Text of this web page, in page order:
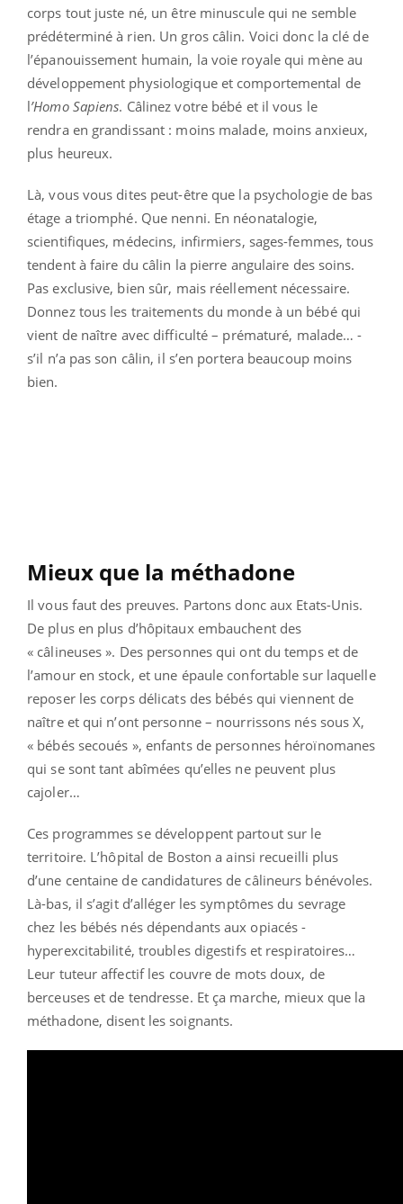
corps tout juste né, un être minuscule qui ne semble
prédéterminé à rien. Un gros câlin. Voici donc la clé de
l’épanouissement humain, la voie royale qui mène au
développement physiologique et comportemental de
l’Homo Sapiens. Câlinez votre bébé et il vous le
rendra en grandissant : moins malade, moins anxieux,
plus heureux.
Là, vous vous dites peut-être que la psychologie de bas
étage a triomphé. Que nenni. En néonatalogie,
scientifiques, médecins, infirmiers, sages-femmes, tous
tendent à faire du câlin la pierre angulaire des soins.
Pas exclusive, bien sûr, mais réellement nécessaire.
Donnez tous les traitements du monde à un bébé qui
vient de naître avec difficulté – prématuré, malade… -
s’il n’a pas son câlin, il s’en portera beaucoup moins
bien.
Mieux que la méthadone
Il vous faut des preuves. Partons donc aux Etats-Unis.
De plus en plus d’hôpitaux embauchent des
« câlineuses ». Des personnes qui ont du temps et de
l’amour en stock, et une épaule confortable sur laquelle
reposer les corps délicats des bébés qui viennent de
naître et qui n’ont personne – nourrissons nés sous X,
« bébés secoués », enfants de personnes héroïnomanes
qui se sont tant abîmées qu’elles ne peuvent plus
cajoler…
Ces programmes se développent partout sur le
territoire. L’hôpital de Boston a ainsi recueilli plus
d’une centaine de candidatures de câlineurs bénévoles.
Là-bas, il s’agit d’alléger les symptômes du sevrage
chez les bébés nés dépendants aux opiacés -
hyperexcitabilité, troubles digestifs et respiratoires…
Leur tuteur affectif les couvre de mots doux, de
berceuses et de tendresse. Et ça marche, mieux que la
méthadone, disent les soignants.